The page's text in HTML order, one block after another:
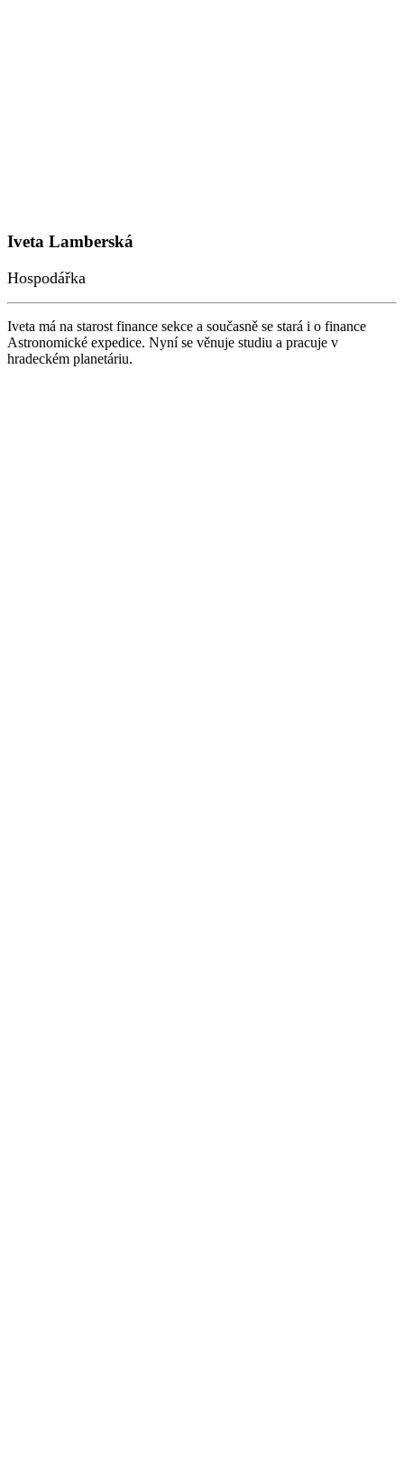
Iveta Lamberská
Hospodářka
Iveta má na starost finance sekce a současně se stará i o finance
Astronomické expedice. Nyní se věnuje studiu a pracuje v
hradeckém planetáriu.